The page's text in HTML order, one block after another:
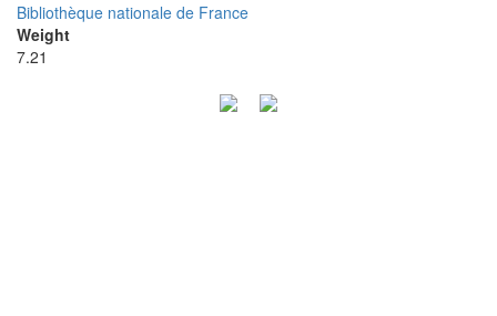
Bibliothèque nationale de France
Weight
7.21